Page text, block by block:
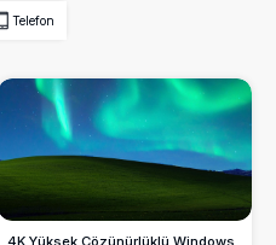
Telefon
4K Yüksek Çözünürlüklü Windows